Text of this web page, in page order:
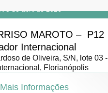
5 de abril de 2026
MAROTO – P12
Internacional
de Oliveira, S/N, lote 03 -
Florianópolis
Mais Informações